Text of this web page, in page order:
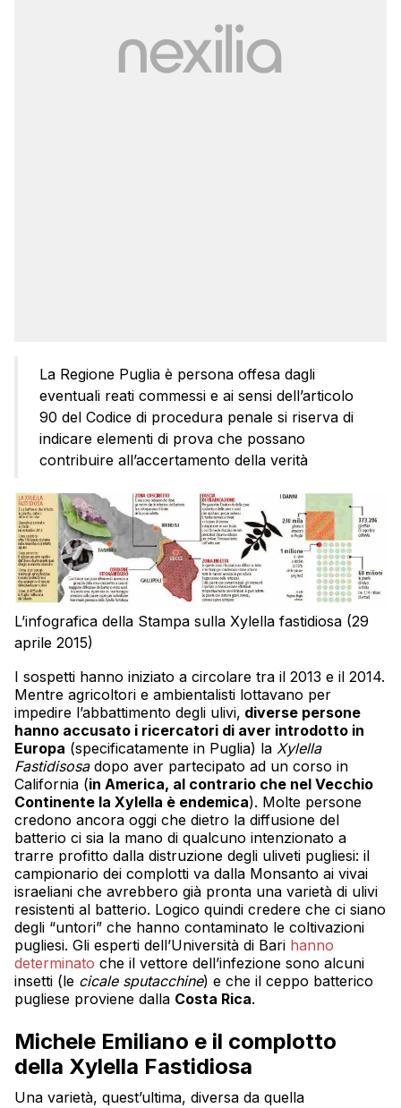
La Regione Puglia è persona offesa dagli
eventuali reati commessi e ai sensi dell’articolo
90 del Codice di procedura penale si riserva di
indicare elementi di prova che possano
contribuire all’accertamento della verità
L’infografica della Stampa sulla Xylella fastidiosa (29
aprile 2015)
I sospetti hanno iniziato a circolare tra il 2013 e il 2014.
Mentre agricoltori e ambientalisti lottavano per
impedire l’abbattimento degli ulivi, diverse persone
hanno accusato i ricercatori di aver introdotto in
Europa (specificatamente in Puglia) la Xylella
Fastidisosadopo aver partecipato ad un corso in
California (in America, al contrario che nel Vecchio
Continente la Xylella è endemica). Molte persone
credono ancora oggi che dietro la diffusione del
batterio ci sia la mano di qualcuno intenzionato a
trarre profitto dalla distruzione degli uliveti pugliesi: il
campionario dei complotti va dalla Monsanto ai vivai
israeliani che avrebbero già pronta una varietà di ulivi
resistenti al batterio. Logico quindi credere che ci siano
degli “untori” che hanno contaminato le coltivazioni
pugliesi. Gli esperti dell’Università di Bari hanno
determinato che il vettore dell’infezione sono alcuni
insetti (le cicale sputacchine) e che il ceppo batterico
pugliese proviene dalla Costa Rica.
Michele Emiliano e il complotto
della Xylella Fastidiosa
Una varietà, quest’ultima, diversa da quella